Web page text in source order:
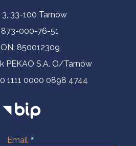
3, 33-100 Tarnów
873-000-76-51
850012309
PEKAO S.A. O/Tarnów
1111 0000 0898 4744
Email